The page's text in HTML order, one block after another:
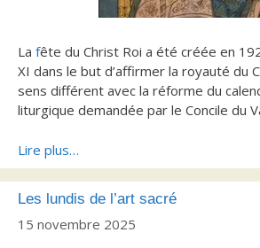
La fête du Christ Roi a été créée en
XI dans le but d’affirmer la royauté du
sens différent avec la réforme du
liturgique demandée par le Concile du
Lire plus…
Les lundis de l’art sacré
15 novembre 2025